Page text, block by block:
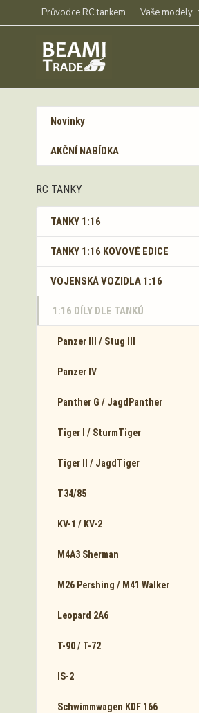
Průvodce RC tankem Vaše modely
Novinky
AKČNÍ NABÍDKA
RC TANKY
TANKY 1:16
TANKY 1:16 KOVOVÉ EDICE
VOJENSKÁ VOZIDLA 1:16
1:16 DÍLY DLE TANKŮ
Panzer III / Stug III
Panzer IV
Panther G / JagdPanther
Tiger I / SturmTiger
Tiger II / JagdTiger
T34/85
KV-1 / KV-2
M4A3 Sherman
M26 Pershing / M41 Walker
Leopard 2A6
T-90 / T-72
IS-2
Schwimmwagen KDF 166